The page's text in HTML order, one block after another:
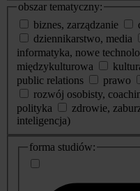
obszar tematyczny:
biznes, zarządzanie
dziennikarstwo, media
informatyka, nowe
międzykulturowa
public relations
prawo
rozwój osobisty,
polityka
zdrowie,
inteligencja)
dodatkowe
informacje
forma studiów: